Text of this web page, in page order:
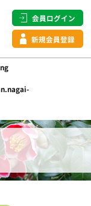
会員ログイン
新規会員登録